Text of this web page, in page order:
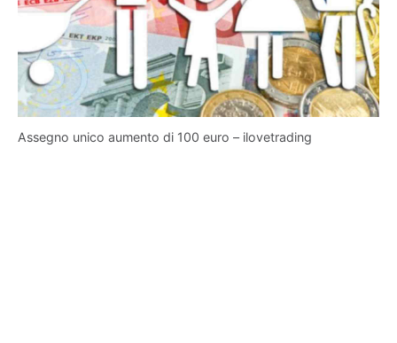
Assegno unico aumento di 100 euro – ilovetrading